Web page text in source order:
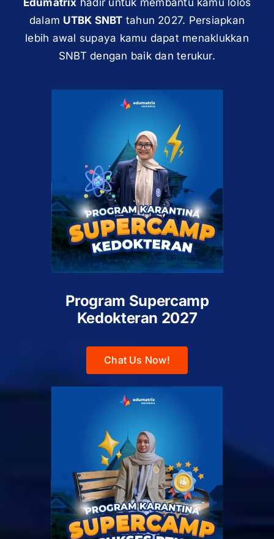
Edumatrix hadir untuk membantu kamu lolos
dalam UTBK SNBT tahun 2027. Persiapkan
lebih awal supaya kamu dapat menaklukkan
SNBT dengan baik dan terukur.
Program Supercamp
Kedokteran 2027
Chat Us Now!